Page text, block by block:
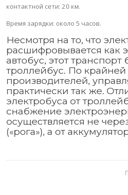
контактной сети: 20 км.
Время зарядки: около 5 часов.
Несмотря на то, что
расшифровывается как
автобус, этот
троллейбус. По
производителей,
практически так же.
электробуса от
снабжение
осуществляется не
(«рога»), а от